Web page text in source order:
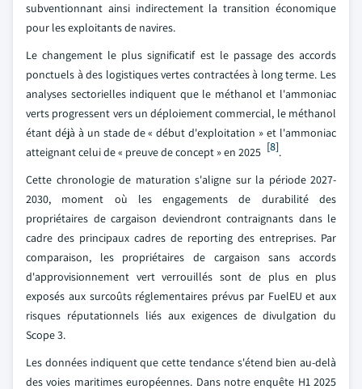
subventionnant ainsi indirectement la transition économique
pour les exploitants de navires.
Le changement le plus significatif est le passage des accords
ponctuels à des logistiques vertes contractées à long terme. Les
analyses sectorielles indiquent que le méthanol et l'ammoniac
verts progressent vers un déploiement commercial, le méthanol
étant déjà à un stade de « début d'exploitation » et l'ammoniac
atteignant celui de « preuve de concept » en 2025 [8].
Cette chronologie de maturation s'aligne sur la période 2027-
2030, moment où les engagements de durabilité des
propriétaires de cargaison deviendront contraignants dans le
cadre des principaux cadres de reporting des entreprises. Par
comparaison, les propriétaires de cargaison sans accords
d'approvisionnement vert verrouillés sont de plus en plus
exposés aux surcoûts réglementaires prévus par FuelEU et aux
risques réputationnels liés aux exigences de divulgation du
Scope 3.
Les données indiquent que cette tendance s'étend bien au-delà
des voies maritimes européennes. Dans notre enquête H1 2025